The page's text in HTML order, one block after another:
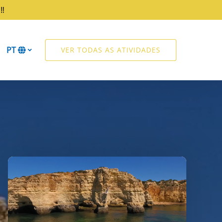
Selecione
seu
PT VER TODAS AS ATIVIDADES